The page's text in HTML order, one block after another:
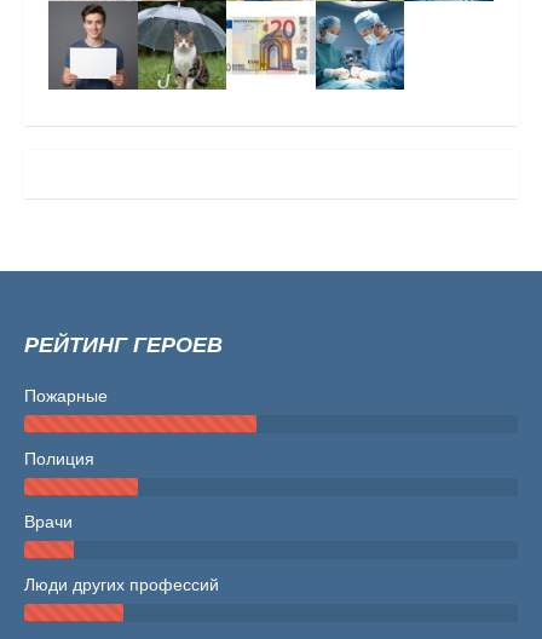
РЕЙТИНГ ГЕРОЕВ
Пожарные
Полиция
Врачи
Люди других профессий